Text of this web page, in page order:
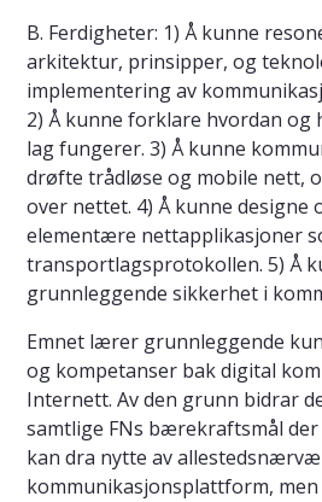
B. Ferdigheter: 1) Å kunne
arkitektur, prinsipper, og
implementering av
2) Å kunne forklare hvordan
lag fungerer. 3) Å kunne
drøfte trådløse og mobile nett,
over nettet. 4) Å kunne designe
elementære nettapplikasjoner
transportlagsprotokollen. 5) Å
grunnleggende sikkerhet i
Emnet lærer grunnleggende
og kompetanser bak digital
Internett. Av den grunn bidrar
samtlige FNs bærekraftsmål
kan dra nytte av
kommunikasjonsplattform,